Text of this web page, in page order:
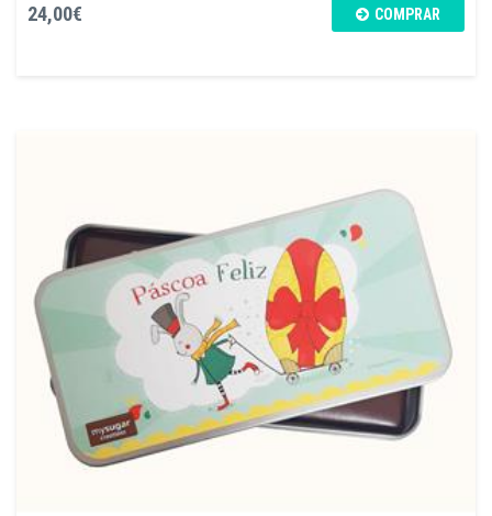
24,00€ COMPRAR